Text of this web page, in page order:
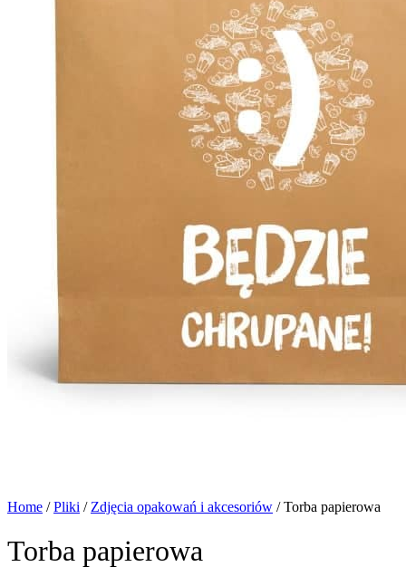
Home /Pliki / Zdjęcia opakowań i akcesoriów /Torba papierowa
Torba papierowa